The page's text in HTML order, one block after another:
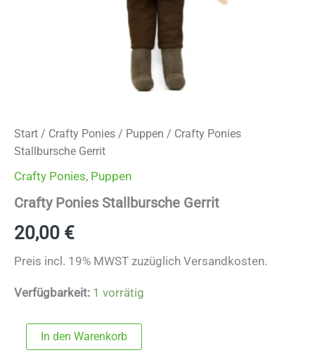
Start / Crafty Ponies / Puppen / Crafty Ponies
Stallbursche Gerrit
Crafty Ponies, Puppen
Crafty Ponies Stallbursche Gerrit
20,00 €
Preis incl. 19% MWST zuzüglich Versandkosten.
Verfügbarkeit: 1 vorrätig
Ponies
In den Warenkorb